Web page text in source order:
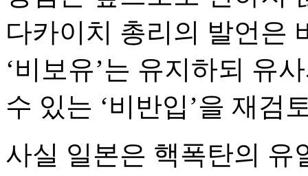
다카이치 총리의 발언은
‘비보유’는 유지하되 유
수 있는 ‘비반입’을 재검
사실 일본은 핵폭탄의 유